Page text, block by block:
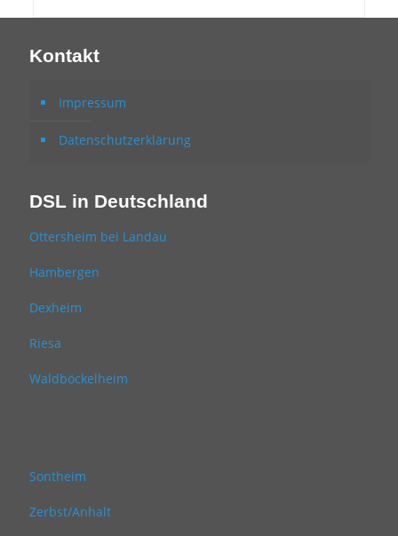
Kontakt
Impressum
Datenschutzerklärung
DSL in Deutschland
Ottersheim bei Landau
Hambergen
Dexheim
Riesa
Waldböckelheim
Sontheim
Zerbst/Anhalt